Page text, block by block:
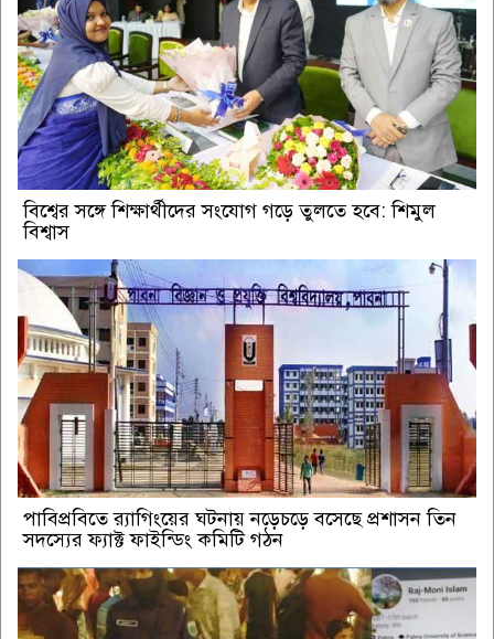
বিশ্বের সঙ্গে শিক্ষার্থীদের সংযোগ গড়ে তুলতে হবে: শিমুল
বিশ্বাস
পাবিপ্রবিতে র‍্যাগিংয়ের ঘটনায় নড়েচড়ে বসেছে প্রশাসন তিন
সদস্যের ফ্যাক্ট ফাইন্ডিং কমিটি গঠন